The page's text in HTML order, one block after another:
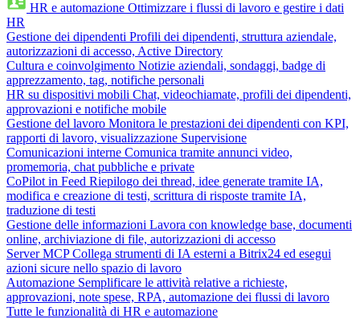
HR e automazione Ottimizzare i flussi di lavoro e gestire i dati
HR
Gestione dei dipendenti Profili dei dipendenti, struttura aziendale,
autorizzazioni di accesso, Active Directory
Cultura e coinvolgimento Notizie aziendali, sondaggi, badge di
apprezzamento, tag, notifiche personali
HR su dispositivi mobili Chat, videochiamate, profili dei dipendenti,
approvazioni e notifiche mobile
Gestione del lavoro Monitora le prestazioni dei dipendenti con KPI,
rapporti di lavoro, visualizzazione Supervisione
Comunicazioni interne Comunica tramite annunci video,
promemoria, chat pubbliche e private
CoPilot in Feed Riepilogo dei thread, idee generate tramite IA,
modifica e creazione di testi, scrittura di risposte tramite IA,
traduzione di testi
Gestione delle informazioni Lavora con knowledge base, documenti
online, archiviazione di file, autorizzazioni di accesso
Server MCP Collega strumenti di IA esterni a Bitrix24 ed esegui
azioni sicure nello spazio di lavoro
Automazione Semplificare le attività relative a richieste,
approvazioni, note spese, RPA, automazione dei flussi di lavoro
Tutte le funzionalità di HR e automazione